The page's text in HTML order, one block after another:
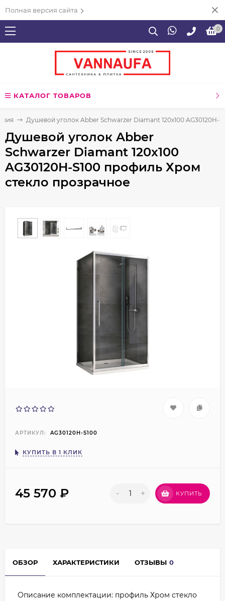
Полная версия сайта
0
КАТАЛОГ ТОВАРОВ
Душевой уголок Abber Schwarzer Diamant 120x100 AG30120H-
Душевой уголок Abber
Schwarzer Diamant 120x100
AG30120H-S100 профиль Хром
стекло прозрачное
АРТИКУЛ: AG30120H-S100
КУПИТЬ В 1 КЛИК
45 570 ₽ - + КУПИТЬ
ОБЗОР ХАРАКТЕРИСТИКИ ОТЗЫВЫ 0
Описание комплектации: профиль Хром стекло